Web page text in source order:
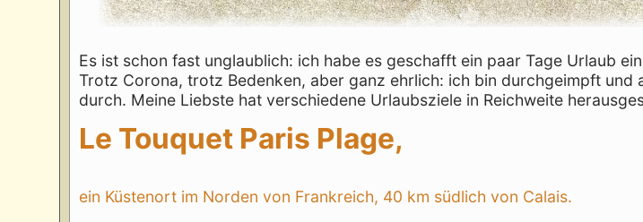
Es ist schon fast unglaublich: ich habe es geschafft ein paar Tage Urlaub
Trotz Corona, trotz Bedenken, aber ganz ehrlich: ich bin durchgeimpft und
durch. Meine Liebste hat verschiedene Urlaubsziele in Reichweite
Le Touquet Paris Plage,
ein Küstenort im Norden von Frankreich, 40 km südlich von Calais.